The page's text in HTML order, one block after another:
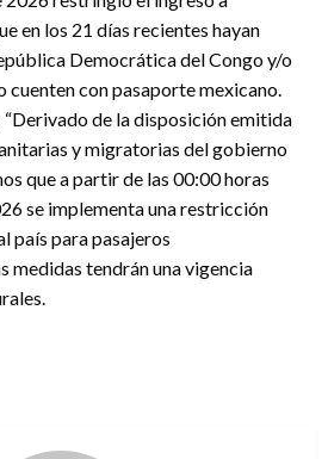
en los 21 días recientes hayan
Democrática del Congo y/o
cuenten con pasaporte mexicano.
de la disposición emitida
y migratorias del gobierno
que a partir de las 00:00 horas
se implementa una restricción
país para pasajeros
medidas tendrán una vigencia